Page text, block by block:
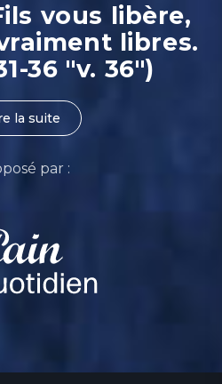
vous libère,
libres.
36 "v. 36")
la suite
par :